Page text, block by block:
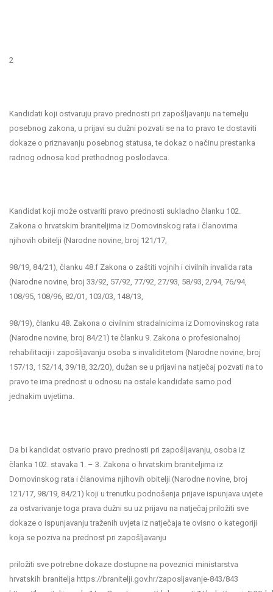
2
Kandidati koji ostvaruju pravo prednosti pri zapošljavanju na temelju
posebnog zakona, u prijavi su dužni pozvati se na to pravo te dostaviti
dokaze o priznavanju posebnog statusa, te dokaz o načinu prestanka
radnog odnosa kod prethodnog poslodavca.
Kandidat koji može ostvariti pravo prednosti sukladno članku 102.
Zakona o hrvatskim braniteljima iz Domovinskog rata i članovima
njihovih obitelji (Narodne novine, broj 121/17,
98/19, 84/21), članku 48.f Zakona o zaštiti vojnih i civilnih invalida rata
(Narodne novine, broj 33/92, 57/92, 77/92, 27/93, 58/93, 2/94, 76/94,
108/95, 108/96, 82/01, 103/03, 148/13,
98/19), članku 48. Zakona o civilnim stradalnicima iz Domovinskog rata
(Narodne novine, broj 84/21) te članku 9. Zakona o profesionalnoj
rehabilitaciji i zapošljavanju osoba s invaliditetom (Narodne novine, broj
157/13, 152/14, 39/18, 32/20), dužan se u prijavi na natječaj pozvati na to
pravo te ima prednost u odnosu na ostale kandidate samo pod
jednakim uvjetima.
Da bi kandidat ostvario pravo prednosti pri zapošljavanju, osoba iz
članka 102. stavaka 1. – 3. Zakona o hrvatskim braniteljima iz
Domovinskog rata i članovima njihovih obitelji (Narodne novine, broj
121/17, 98/19, 84/21) koji u trenutku podnošenja prijave ispunjava uvjete
za ostvarivanje toga prava dužni su uz prijavu na natječaj priložiti sve
dokaze o ispunjavanju traženih uvjeta iz natječaja te ovisno o kategoriji
koja se poziva na prednost pri zapošljavanju
priložiti sve potrebne dokaze dostupne na poveznici ministarstva
hrvatskih branitelja https://branitelji.gov.hr/zaposljavanje-843/843